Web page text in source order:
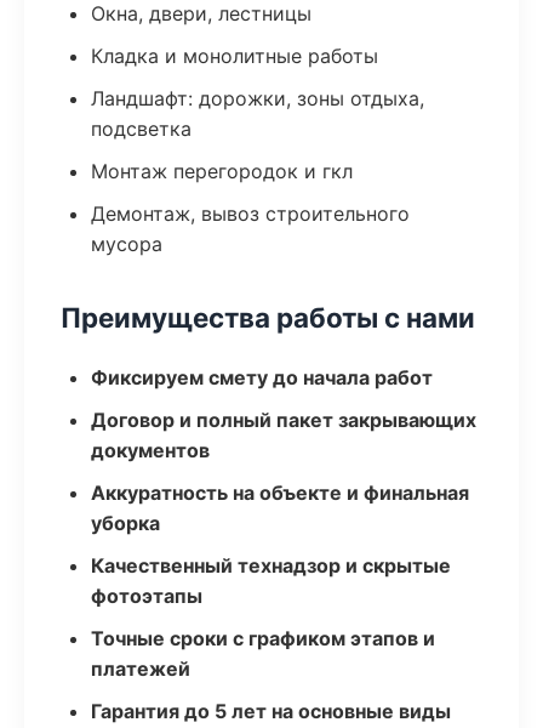
Окна, двери, лестницы
Кладка и монолитные работы
Ландшафт: дорожки, зоны отдыха,
подсветка
Монтаж перегородок и гкл
Демонтаж, вывоз строительного
мусора
Преимущества работы с нами
Фиксируем смету до начала работ
Договор и полный пакет закрывающих
документов
Аккуратность на объекте и финальная
уборка
Качественный технадзор и скрытые
фотоэтапы
Точные сроки с графиком этапов и
платежей
Гарантия до 5 лет на основные виды